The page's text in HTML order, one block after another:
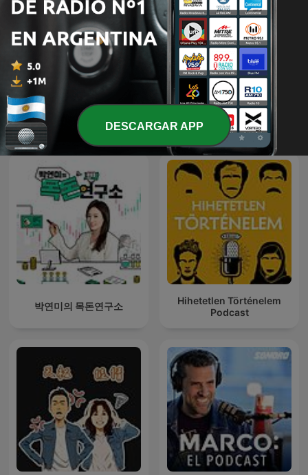
Doctorando, que no es
DianaUribe.fm
Más podcasts internacionales de
Educación
박연미의 목돈연구소
Hihetetlen Történelem
Podcast
DESCARGAR APP